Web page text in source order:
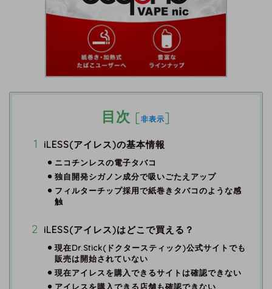
目次 [非表示]
iLESS(アイレス)の基本情報
ニコチンレスの電子タバコ
独自開発シガノン成分で吸いごたえアップ
フィルターチップ採用で紙巻きタバコのような感
触
iLESS(アイレス)はどこで買える？
現在Dr.Stick(ドクタースティック)公式サイトでも
販売は開始されていない
現在アイレスを購入できるサイトは確認できない
アイレスを購入できる店舗も確認できない